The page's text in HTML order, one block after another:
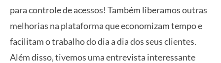
para controle de acessos! Também liberamos outras
melhorias na plataforma que economizam tempo e
facilitam o trabalho do dia a dia dos seus clientes.
Além disso, tivemos uma entrevista interessante